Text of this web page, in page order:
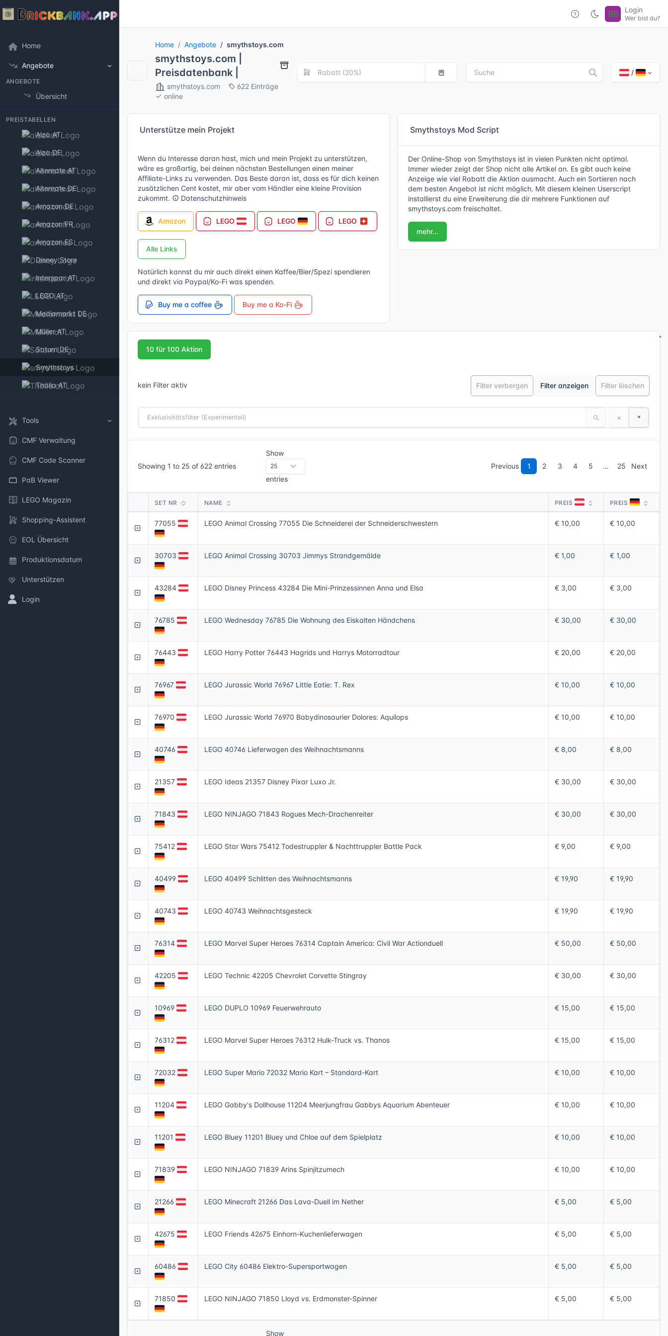
Home
Angebote
ANGEBOTE
Übersicht
PREISTABELLEN
Alza AT
Alza DE
Alternate AT
Alternate DE
Amazon DE
Amazon FR
Amazon ES
Disney Store
Interspar AT
LEGO AT
Mediamarkt DE
Müller AT
Saturn DE
Smythstoys
Thalia AT
Tools
CMF Verwaltung
CMF Code Scanner
PaB Viewer
LEGO Magazin
Shopping-Assistent
EOL Übersicht
Produktionsdatum
Unterstützen
Login
Login
Wer bist du?
Home Angebote smythstoys.com
smythstoys.com |
Preisdatenbank |
smythstoys.com
622 Einträge
online
/
Unterstütze mein Projekt
Wenn du Interesse daran hast, mich und mein Projekt zu unterstützen,
wäre es großartig, bei deinen nächsten Bestellungen einen meiner
Affiliate-Links zu verwenden. Das Beste daran ist, dass es für dich keinen
zusätzlichen Cent kostet, mir aber vom Händler eine kleine Provision
zukommt.
Datenschutzhinweis
Amazon LEGO LEGO LEGO
Alle Links
Natürlich kannst du mir auch direkt einen Kaffee/Bier/Spezi spendieren
und direkt via Paypal/Ko-Fi was spenden.
Buy me a coffee Buy me a Ko-Fi
Smythstoys Mod Script
Der Online-Shop von Smythstoys ist in vielen Punkten nicht optimal.
Immer wieder zeigt der Shop nicht alle Artikel an. Es gibt auch keine
Anzeige wie viel Rabatt die Aktion ausmacht. Auch ein Sortieren nach
dem besten Angebot ist nicht möglich. Mit diesem kleinen Userscript
installierst du eine Erweiterung die dir mehrere Funktionen auf
smythstoys.com freischaltet.
mehr...
10 für 100 Aktion
kein Filter aktiv Filter löschen
Filter anzeigen
Filter verbergen
× ^
Showing 1 to 25 of 622 entries
Show
entries
Previous 1 2 3 4 5 … 25 Next
SET NR NAME PREIS
PREIS
77055 LEGO Animal Crossing 77055 Die Schneiderei der Schneiderschwestern € 10,00 € 10,00
30703 LEGO Animal Crossing 30703 Jimmys Strandgemälde € 1,00 € 1,00
43284 LEGO Disney Princess 43284 Die Mini-Prinzessinnen Anna und Elsa € 3,00 € 3,00
76785 LEGO Wednesday 76785 Die Wohnung des Eiskalten Händchens € 30,00 € 30,00
76443 LEGO Harry Potter 76443 Hagrids und Harrys Motorradtour € 20,00 € 20,00
76967 LEGO Jurassic World 76967 Little Eatie: T. Rex € 10,00 € 10,00
76970 LEGO Jurassic World 76970 Babydinosaurier Dolores: Aquilops € 10,00 € 10,00
40746 LEGO 40746 Lieferwagen des Weihnachtsmanns € 8,00 € 8,00
21357 LEGO Ideas 21357 Disney Pixar Luxo Jr. € 30,00 € 30,00
71843 LEGO NINJAGO 71843 Rogues Mech-Drachenreiter € 30,00 € 30,00
75412 LEGO Star Wars 75412 Todestruppler & Nachttruppler Battle Pack € 9,00 € 9,00
40499 LEGO 40499 Schlitten des Weihnachtsmanns € 19,90 € 19,90
40743 LEGO 40743 Weihnachtsgesteck € 19,90 € 19,90
76314 LEGO Marvel Super Heroes 76314 Captain America: Civil War Actionduell € 50,00 € 50,00
42205 LEGO Technic 42205 Chevrolet Corvette Stingray € 30,00 € 30,00
10969 LEGO DUPLO 10969 Feuerwehrauto € 15,00 € 15,00
76312 LEGO Marvel Super Heroes 76312 Hulk-Truck vs. Thanos € 15,00 € 15,00
72032 LEGO Super Mario 72032 Mario Kart – Standard-Kart € 10,00 € 10,00
11204 LEGO Gabby's Dollhouse 11204 Meerjungfrau Gabbys Aquarium Abenteuer € 10,00 € 10,00
11201 LEGO Bluey 11201 Bluey und Chloe auf dem Spielplatz € 10,00 € 10,00
71839 LEGO NINJAGO 71839 Arins Spinjitzumech € 10,00 € 10,00
21266 LEGO Minecraft 21266 Das Lava-Duell im Nether € 5,00 € 5,00
42675 LEGO Friends 42675 Einhorn-Kuchenlieferwagen € 5,00 € 5,00
60486 LEGO City 60486 Elektro-Supersportwagen € 5,00 € 5,00
71850 LEGO NINJAGO 71850 Lloyd vs. Erdmonster-Spinner € 5,00 € 5,00
Show